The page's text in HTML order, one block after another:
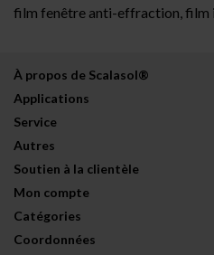
film fenêtre anti-effraction, film
À propos de Scalasol®
Applications
Service
Autres
Soutien à la clientèle
Mon compte
Catégories
Coordonnées